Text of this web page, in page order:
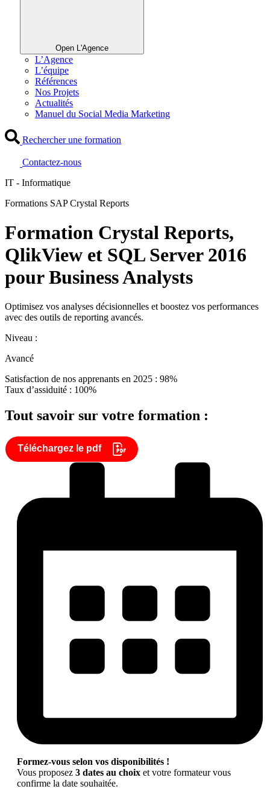
Open L'Agence
L’Agence
L’équipe
Références
Nos Projets
Actualités
Manuel du Social Media Marketing
Rechercher une formation
Contactez-nous
IT - Informatique
Formations SAP Crystal Reports
Formation Crystal Reports,
QlikView et SQL Server 2016
pour Business Analysts
Optimisez vos analyses décisionnelles et boostez vos performances
avec des outils de reporting avancés.
Niveau :
Avancé
Satisfaction de nos apprenants en 2025 : 98%
Taux d’assiduité : 100%
Tout savoir sur votre formation :
Téléchargez le pdf
Formez-vous selon vos disponibilités !
Vous proposez 3 dates au choix et votre formateur vous
confirme la date souhaitée.